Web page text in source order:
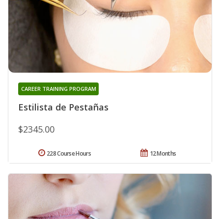
Estilista de Pestañas
CAREER TRAINING PROGRAM
$2345.00
12 Months
228 Course Hours